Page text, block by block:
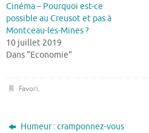
Cinéma – Pourquoi est-ce
possible au Creusot et pas à
Montceau-les-Mines ?
10 juillet 2019
Dans "Economie"
Favori.
Humeur : cramponnez-vous